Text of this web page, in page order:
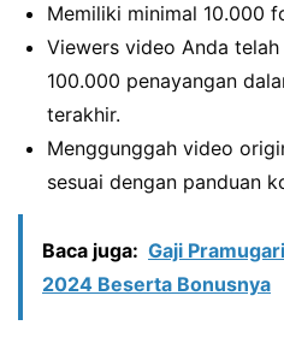
Memiliki minimal 10.000
Viewers video Anda
100.000 penayangan
terakhir.
Menggunggah video
sesuai dengan panduan
Baca juga: Gaji
2024 Beserta Bonusnya